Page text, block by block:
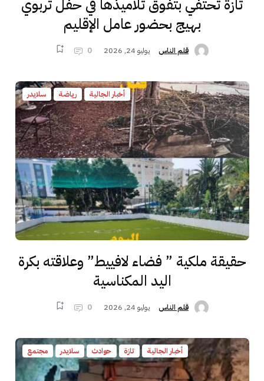
تازة تحتفي بتفوق تلاميذها في حفل تربوي
بهيج بحضور عامل الإقليم
قلم الناس يوليو 24, 2026 0
أخبار الجالية رياضة سلايدر
حقيقة ملكية ” فضاء لافييط” وعلاقته بكرة
اليد المكناسية
قلم الناس يوليو 24, 2026 0
أخبار الجالية تازة حوادث سلايدر مجتمع